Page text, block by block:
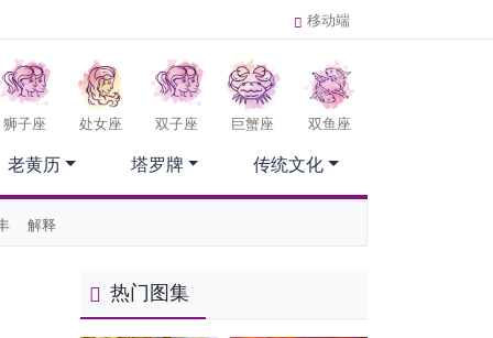
移动端
狮子座 处女座 双子座 巨蟹座 双鱼座
解释
老黄历 塔罗牌 传统文化
热门图集